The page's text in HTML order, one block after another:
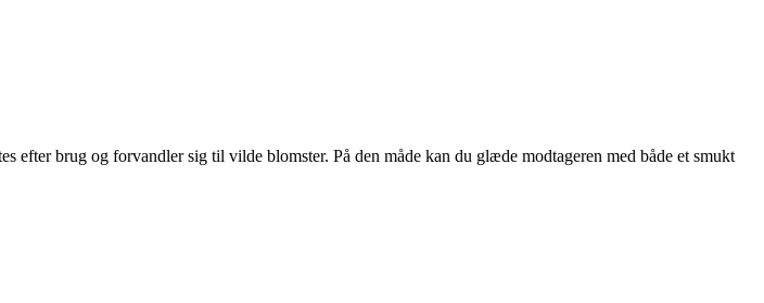
efter brug og forvandler sig til vilde blomster. På den måde kan du glæde modtageren med både et smukt